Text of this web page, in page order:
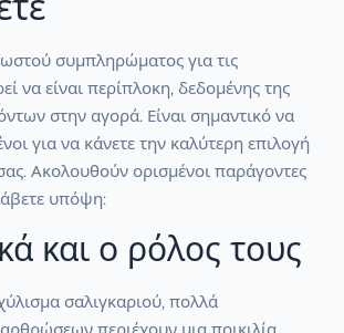
συμπληρώματος για τις
να είναι περίπλοκη, δεδομένης της
στην αγορά. Είναι σημαντικό να
για να κάνετε την καλύτερη επιλογή
Ακολουθούν ορισμένοι παράγοντες
υπόψη:
και ο ρόλος τους
σαλιγκαριού, πολλά